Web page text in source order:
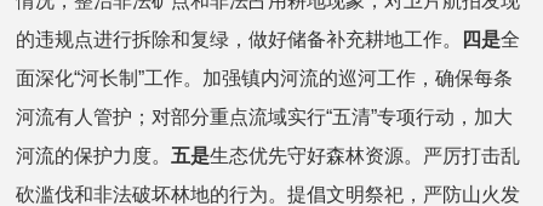
的违规点进行拆除和复绿，做好储备补充耕地工作。
四是全
面深化“河长制”工作。加强镇内河流的巡河工作，确保每条
河流有人管护；对部分重点流域实行“五清”专项行动，加大
河流的保护力度。 五是生态优先守好森林资源。严厉打击乱
砍滥伐和非法破坏林地的行为。提倡文明祭祀，严防山火发